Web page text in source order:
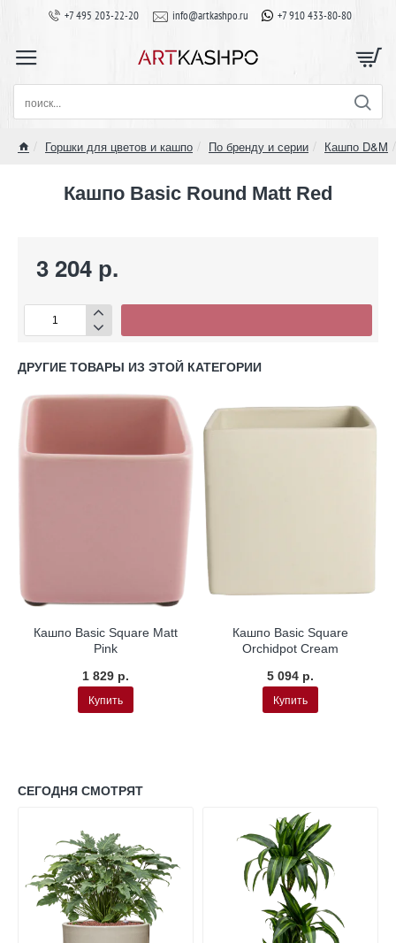
+7 495 203-22-20 info@artkashpo.ru +7 910 433-80-80
поиск...
Горшки для цветов и кашпо По бренду и серии Кашпо D&M
Кашпо Basic Round Matt Red
3 204 р.
ДРУГИЕ ТОВАРЫ ИЗ ЭТОЙ КАТЕГОРИИ
Кашпо Basic Square Matt
Pink
1 829 р.
Купить
Кашпо Basic Square
Orchidpot Cream
5 094 р.
Купить
СЕГОДНЯ СМОТРЯТ